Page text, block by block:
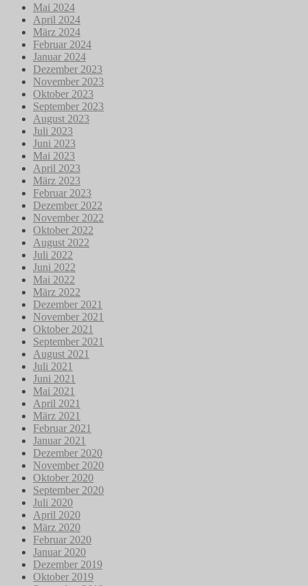
Mai 2024
April 2024
März 2024
Februar 2024
Januar 2024
Dezember 2023
November 2023
Oktober 2023
September 2023
August 2023
Juli 2023
Juni 2023
Mai 2023
April 2023
März 2023
Februar 2023
Dezember 2022
November 2022
Oktober 2022
August 2022
Juli 2022
Juni 2022
Mai 2022
März 2022
Dezember 2021
November 2021
Oktober 2021
September 2021
August 2021
Juli 2021
Juni 2021
Mai 2021
April 2021
März 2021
Februar 2021
Januar 2021
Dezember 2020
November 2020
Oktober 2020
September 2020
Juli 2020
April 2020
März 2020
Februar 2020
Januar 2020
Dezember 2019
Oktober 2019